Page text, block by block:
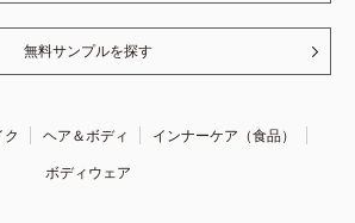
無料サンプルを探す
ク ヘア＆ボディ
インナーケア（食品）
ボディウェア